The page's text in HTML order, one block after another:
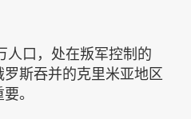
人口，处在叛军控制的
斯吞并的克里米亚地区
。